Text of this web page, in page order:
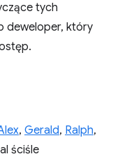
tych
deweloper, który
, Gerald, Ralph,
ściśle